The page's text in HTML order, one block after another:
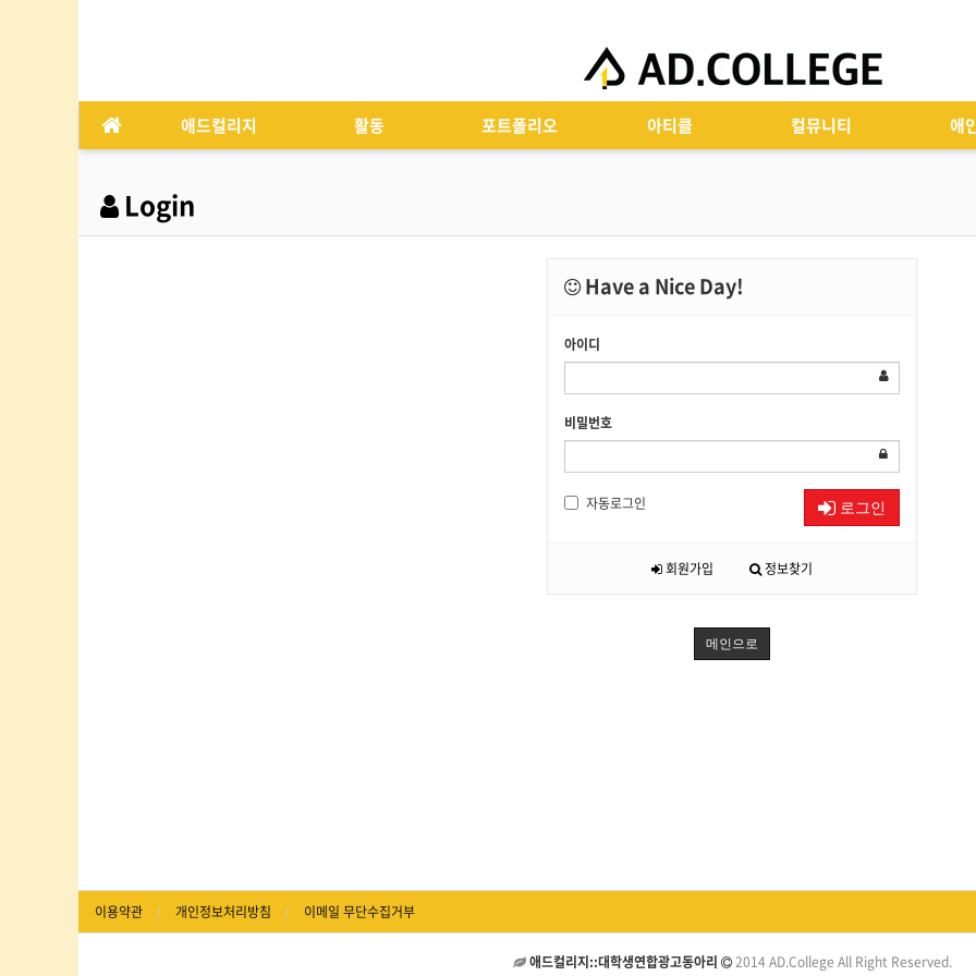
애드컬리지 활동 포트폴리오 아티클 컬뮤니티 애
Login
Have a Nice Day!
아이디
비밀번호
자동로그인 로그인
회원가입 정보찾기
메인으로
이용약관 개인정보처리방침 이메일 무단수집거부
애드컬리지::대학생연합광고동아리 2014 AD.College All Right Reserved.